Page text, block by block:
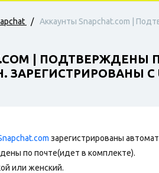
/
Аккаунты Snapchat.com |
|
С
зарегистрированы
по почте(идет в комплекте).
или женский.